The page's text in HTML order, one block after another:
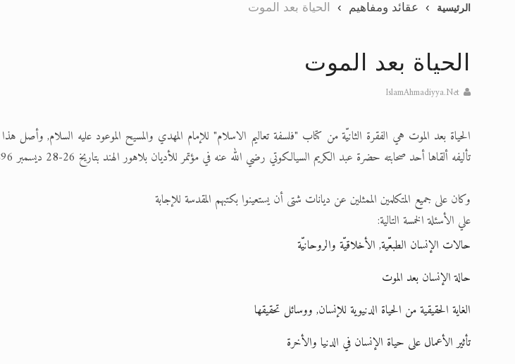
الحجّ.. دلالات، حِكم، وأهداف >> المزيد
تعميم هامّ لأفراد الجماعة >> المزيد
تعميم هامّ لأفراد الجماعة >> المزيد
إعلان هامّ بخصوص الرسائل المرسلة إلى حضرة امير المؤمنين أيده الله
للانتقال إلى كافة الردود على القمص زكريا يطرس وأعداء الإسلام
اقرأ هذا الكتاب وتعرّف على حقيقة الإسراء والمعراج >> المزيد
عرض مصوَّر لأقوال المستشرقين في خاتم النبيين صلى الله عليه وسلم >>
الحجّ.. دلالات، حِكم، وأهداف >> المزيد
الرئيسية عقائد ومفاهيم الحياة بعد الموت
الحياة بعد الموت
IslamAhmadiyya.Net
الحياة بعد الموت هي الفقرة الثانيّة من كتاب "فلسفة تعاليم الاسلام" للإمام المهدي والمسيح الموعود عليه السلام, وأصل
تأليفه ألقاها أحد صحابته حضرة عبد الكريم السيالكوتي رضي الله عنه في مؤتمر للأديان بلاهور الهند بتاريخ 26-28 ديسمبر 1896.
وكان على جميع المتكلمين الممثلين عن ديانات شتى أن يستعينوا بكتبهم المقدسة للإجابة
علي الأسئلة الخمسة التالية:
حالات الإنسان الطبعّية, الأخلاقيّة والروحانيّة
حالة الإنسان بعد الموت
الغاية الحقيقية من الحياة الدنيوية للإنسان, ووسائل تحقيقها
تأثير الأعمال على حياة الإنسان في الدنيا والأخرة